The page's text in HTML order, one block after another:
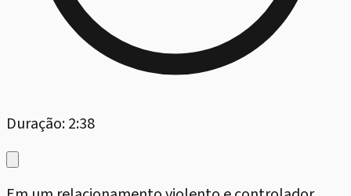
Duração: 2:38